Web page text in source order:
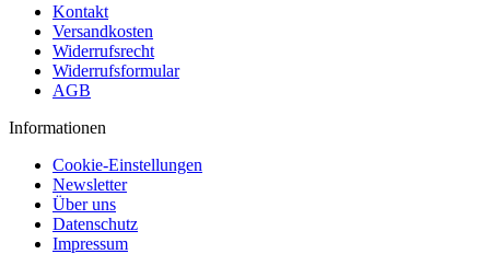
Kontakt
Versandkosten
Widerrufsrecht
Widerrufsformular
AGB
Informationen
Cookie-Einstellungen
Newsletter
Über uns
Datenschutz
Impressum